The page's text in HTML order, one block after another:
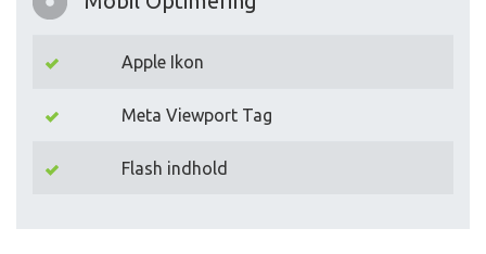
Apple Ikon
Meta Viewport Tag
Flash indhold